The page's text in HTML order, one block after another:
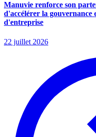
Manuvie renforce son
d'accélérer la
d'entreprise
22 juillet 2026